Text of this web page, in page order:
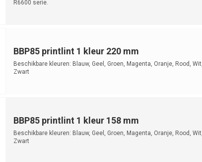
R6600 serie.
BBP85 printlint 1 kleur 220 mm
Beschikbare kleuren: Blauw, Geel, Groen, Magenta, Oranje, Rood, Wit,
Zwart
BBP85 printlint 1 kleur 158 mm
Beschikbare kleuren: Blauw, Geel, Groen, Magenta, Oranje, Rood, Wit,
Zwart